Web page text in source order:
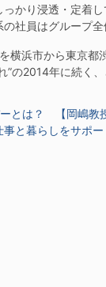
っかり浸透・定着
社員はグループ全
浜市から東京都
”の2014年に続く
ョン
とは？ 【岡嶋教
事と暮らしをサ